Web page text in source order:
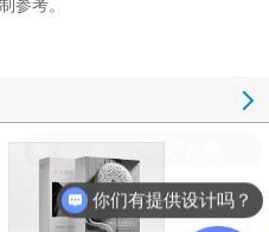
参考。
你们有提供设计吗？